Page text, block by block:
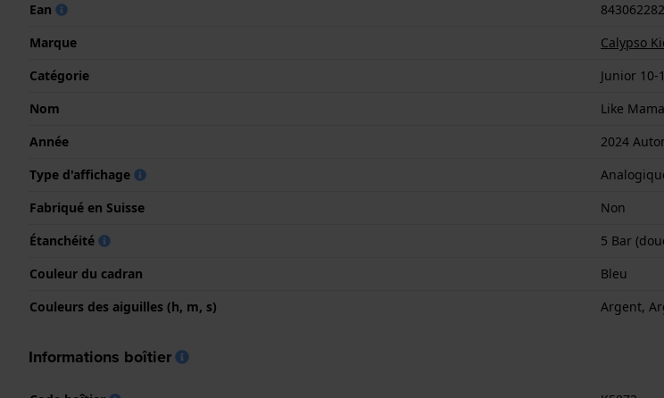
Ean
Marque
Calypso
Catégorie
Junior 10-
Nom
Like
Année
2024
Type d'affichage
Fabriqué en Suisse
Non
Étanchéité
5 Bar
Couleur du cadran
Bleu
Couleurs des aiguilles (h, m, s)
Argent,
Informations boîtier